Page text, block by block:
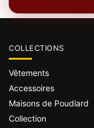
COLLECTIONS
Vêtements
Accessoires
Maisons de Poudlard
Collection